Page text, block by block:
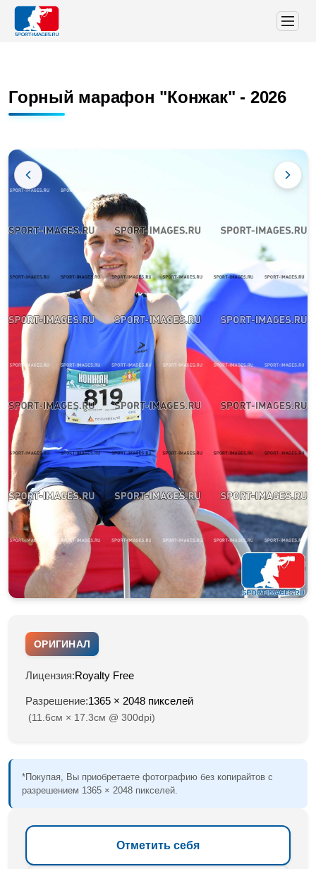
Горный марафон "Конжак" - 2026
ОРИГИНАЛ
Лицензия:Royalty Free
Разрешение:1365 × 2048 пикселей
(11.6см × 17.3см @ 300dpi)
*Покупая, Вы приобретаете фотографию без копирайтов с
разрешением 1365 × 2048 пикселей.
Отметить себя